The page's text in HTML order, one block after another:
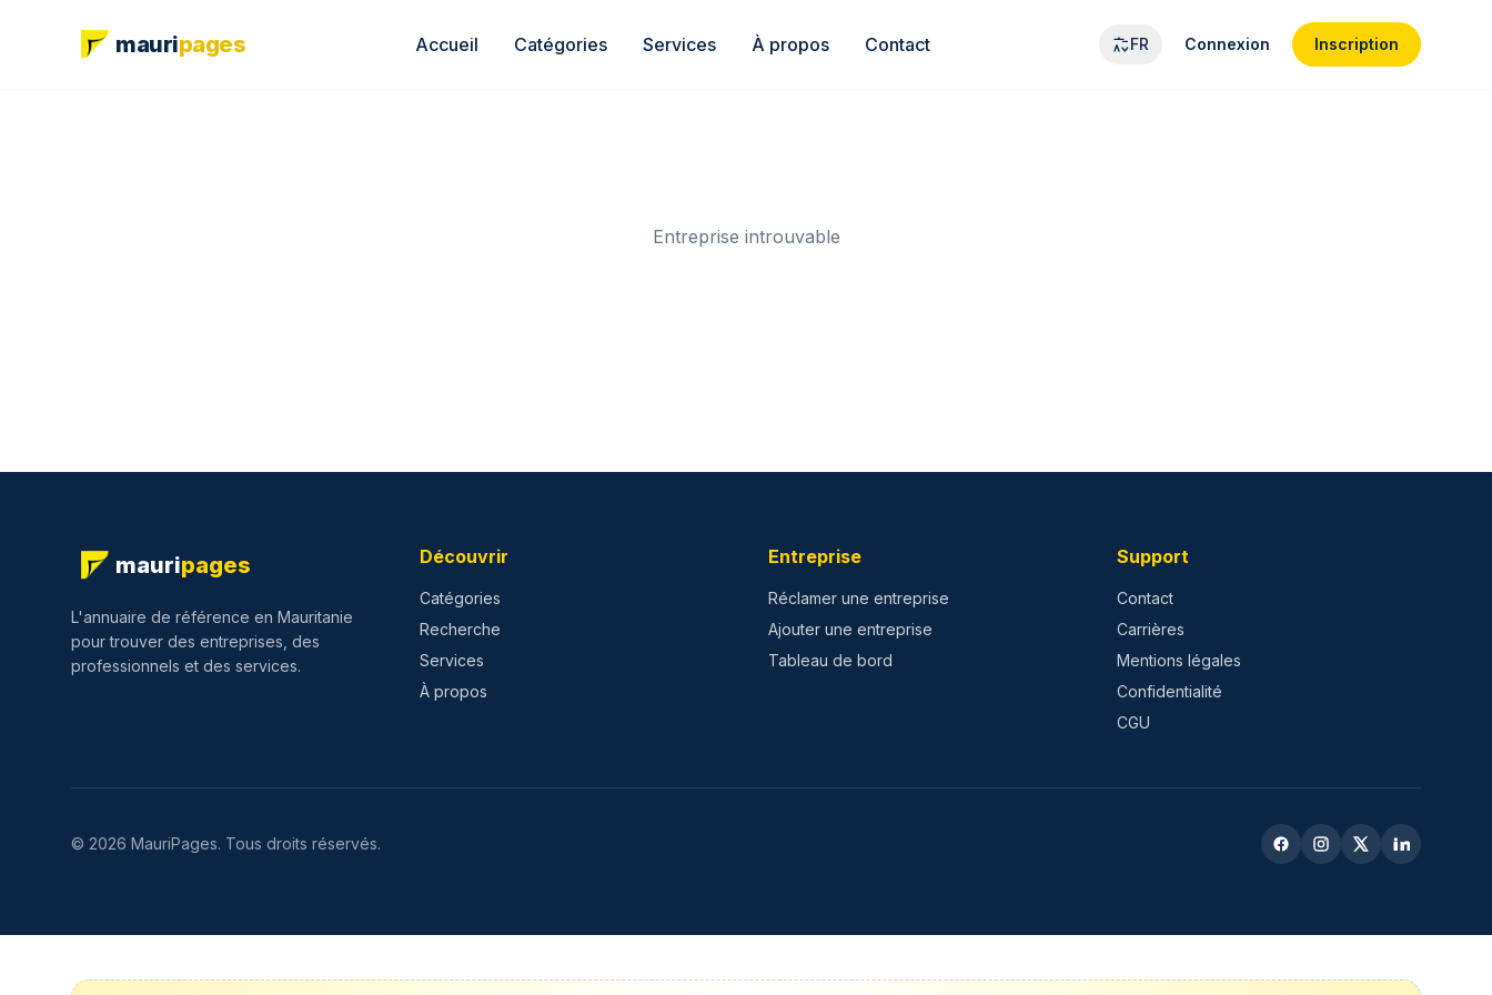
mauripages Accueil Catégories Services À propos Contact FR Connexion Inscription
Entreprise introuvable
mauripages
L'annuaire de référence en Mauritanie
pour trouver des entreprises, des
professionnels et des services.
Découvrir
Catégories
Recherche
Services
À propos
Entreprise
Réclamer une entreprise
Ajouter une entreprise
Tableau de bord
Support
Contact
Carrières
Mentions légales
Confidentialité
CGU
© 2026 MauriPages. Tous droits réservés.